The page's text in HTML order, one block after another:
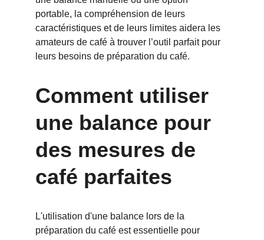
portable, la compréhension de leurs
caractéristiques et de leurs limites aidera les
amateurs de café à trouver l’outil parfait pour
leurs besoins de préparation du café.
Comment utiliser
une balance pour
des mesures de
café parfaites
L'utilisation d'une balance lors de la
préparation du café est essentielle pour